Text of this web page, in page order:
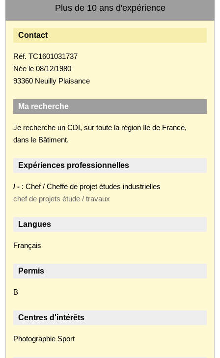
Plus de 10 ans d'expérience
Contact
Réf. TC1601031737
Née le 08/12/1980
93360 Neuilly Plaisance
Ma recherche
Je recherche un CDI, sur toute la région Ile de France,
dans le Bâtiment.
Expériences professionnelles
/ - : Chef / Cheffe de projet études industrielles
chef de projets étude / travaux
Langues
Français
Permis
B
Centres d'intérêts
Photographie Sport